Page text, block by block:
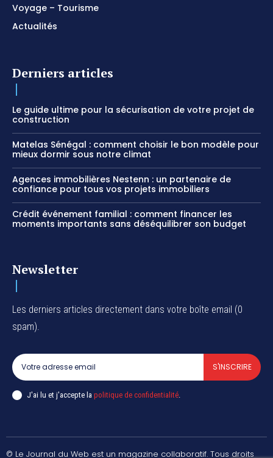
Voyage – Tourisme
Actualités
Derniers articles
Le guide ultime pour la sécurisation de votre projet de
construction
Matelas Sénégal : comment choisir le bon modèle pour
mieux dormir sous notre climat
Agences immobilières Nestenn : un partenaire de
confiance pour tous vos projets immobiliers
Crédit événement familial : comment financer les
moments importants sans déséquilibrer son budget
Newsletter
Les derniers articles directement dans votre boîte email (0
spam).
S'INSCRIRE
J'ai lu et j'accepte la politique de confidentialité
© Le Journal du Web est un magazine collaboratif. Tous droits